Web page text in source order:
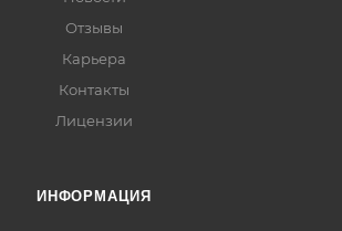
Отзывы
Карьера
Контакты
Лицензии
ИНФОРМАЦИЯ